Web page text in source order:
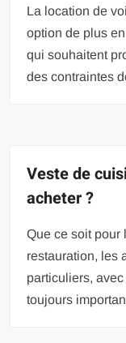
La location de
option de plus
qui souhaitent
des contraintes
Veste de
acheter ?
Que ce soit pour
restauration, les
particuliers,
toujours